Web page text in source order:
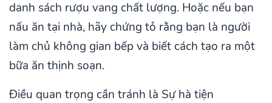
danh sách rượu vang chất lượng. Hoặc nếu bạn
nấu ăn tại nhà, hãy chứng tỏ rằng bạn là người
làm chủ không gian bếp và biết cách tạo ra một
bữa ăn thịnh soạn.
Điều quan trọng cần tránh là Sự hà tiện